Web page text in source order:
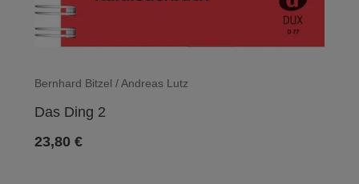
Bernhard Bitzel / Andreas Lutz
Das Ding 2
23,80 €